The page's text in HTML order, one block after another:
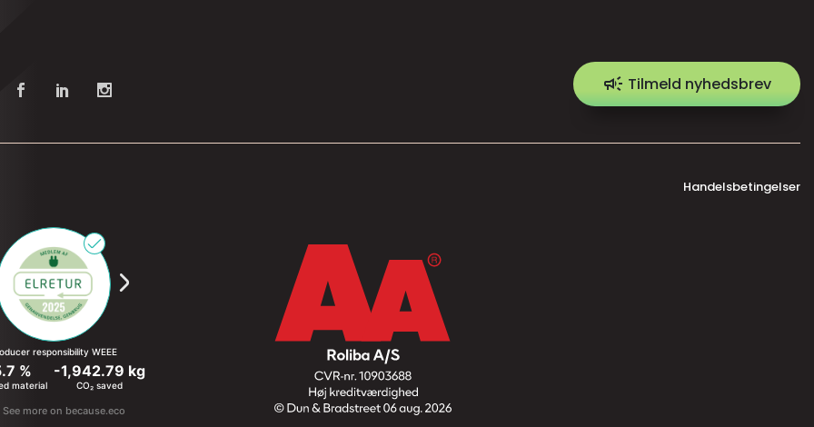
campaign Tilmeld nyhedsbrev
Handelsbetingelser